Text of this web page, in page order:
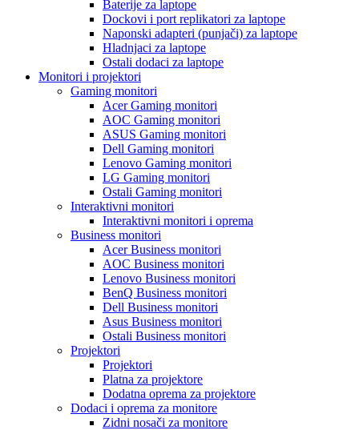
Baterije za laptope
Dockovi i port replikatori za laptope
Naponski adapteri (punjači) za laptope
Hladnjaci za laptope
Ostali dodaci za laptope
Monitori i projektori
Gaming monitori
Acer Gaming monitori
AOC Gaming monitori
ASUS Gaming monitori
Dell Gaming monitori
Lenovo Gaming monitori
LG Gaming monitori
Ostali Gaming monitori
Interaktivni monitori
Interaktivni monitori i oprema
Business monitori
Acer Business monitori
AOC Business monitori
Lenovo Business monitori
BenQ Business monitori
Dell Business monitori
Asus Business monitori
Ostali Business monitori
Projektori
Projektori
Platna za projektore
Dodatna oprema za projektore
Dodaci i oprema za monitore
Zidni nosači za monitore